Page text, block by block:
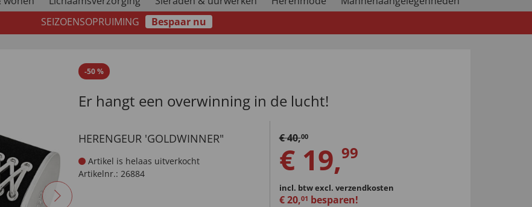
SEIZOENSOPRUIMING
Bespaar nu
-50%
Er hangt een overwinning in de lucht!
HERENGEUR 'GOLDWINNER"
Artikel is helaas uitverkocht
Artikelnr.: 26884
€40,00
€ 19,99
incl. btwexcl. verzendkosten
€20,01 besparen!